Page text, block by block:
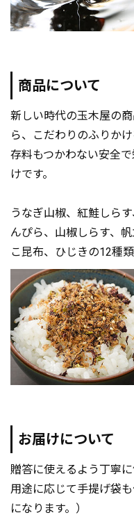
商品について
新しい時代の玉木屋の
ら、こだわりのふりか
存料もつかわない安全
けです。
うなぎ山椒、紅鮭しら
んぴら、山椒しらす、
こ昆布、ひじきの12種類
お届けについて
贈答に使えるよう丁寧に
用途に応じて手提げ袋
になります。）